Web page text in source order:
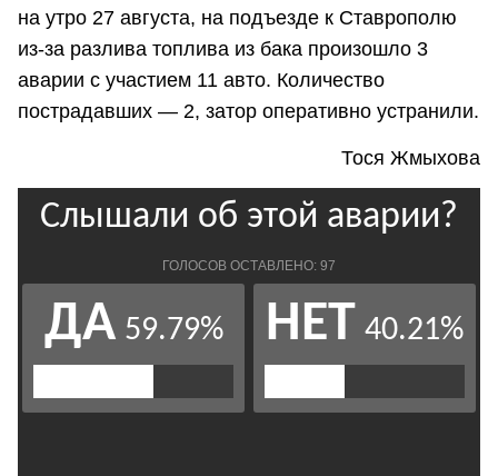
на утро 27 августа, на подъезде к Ставрополю
из-за разлива топлива из бака произошло 3
аварии с участием 11 авто. Количество
пострадавших — 2, затор оперативно устранили.
Тося Жмыхова